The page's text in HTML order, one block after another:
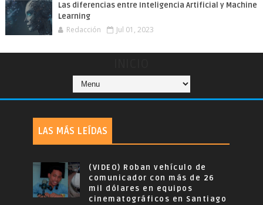
Las diferencias entre Inteligencia Artificial y Machine
Learning
Redacción Jul 01, 2023
LAS MÁS LEÍDAS
(VIDEO) Roban vehículo de
comunicador con más de 26
mil dólares en equipos
cinematográficos en Santiago